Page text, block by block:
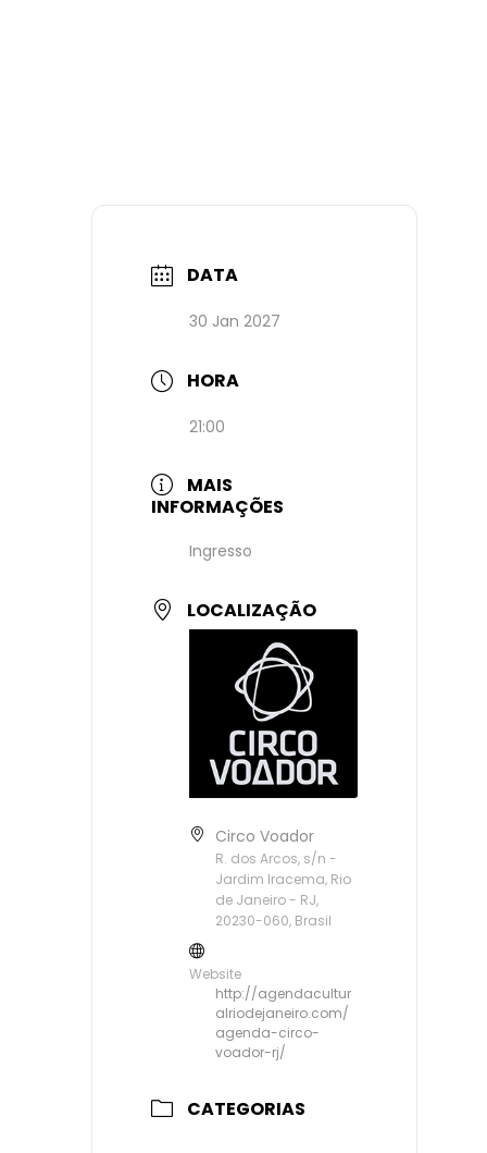
DATA
30 Jan 2027
HORA
21:00
MAIS
INFORMAÇÕES
Ingresso
LOCALIZAÇÃO
Circo Voador
R. dos Arcos, s/n -
Jardim Iracema, Rio
de Janeiro - RJ,
20230-060, Brasil
Website
http://agendacultur
alriodejaneiro.com/
agenda-circo-
voador-rj/
CATEGORIAS